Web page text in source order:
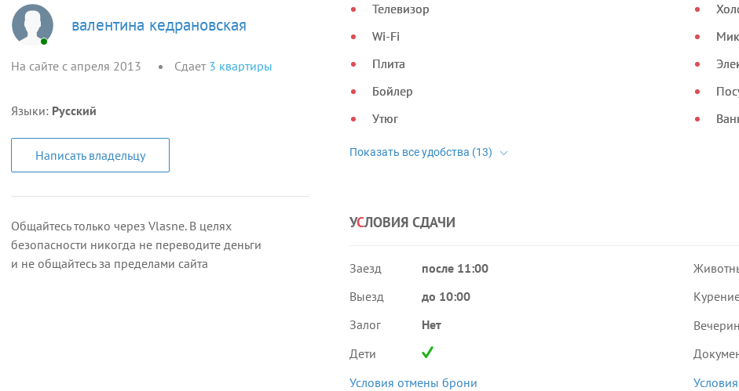
валентина кедрановская
На сайте с апреля 2013 Сдает 3 квартиры
Языки: Русский
Написать владельцу
Общайтесь только через Vlasne. В целях
безопасности никогда не переводите деньги
и не общайтесь за пределами сайта
Телевизор
Wi-Fi
Плита
Бойлер
Утюг
УСЛОВИЯ СДАЧИ
Заезд
после 11:00
Выезд
до 10:00
Залог
Нет
Дети
Условия отмены брони